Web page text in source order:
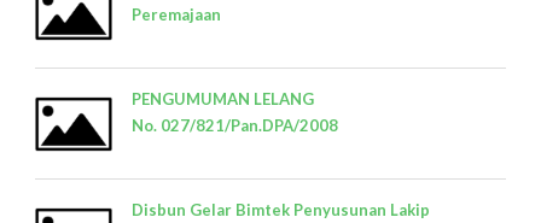
Peremajaan
PENGUMUMAN LELANG
No. 027/821/Pan.DPA/2008
Disbun Gelar Bimtek Penyusunan Lakip